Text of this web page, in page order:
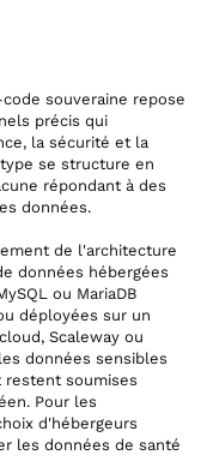
souveraine repose
précis qui
la sécurité et la
se structure en
répondant à des
données.
de l'architecture
données hébergées
ou MariaDB
déployées sur un
Scaleway ou
données sensibles
soumises
Pour les
d'hébergeurs
les données de santé